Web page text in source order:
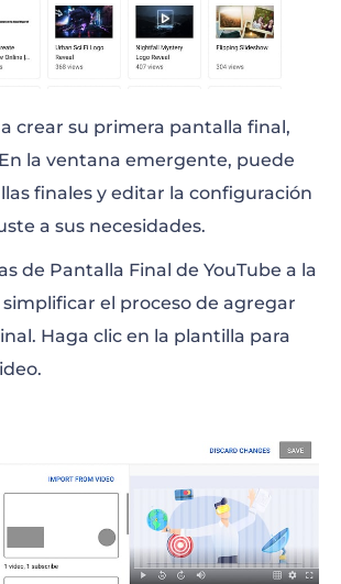
crear su primera pantalla final,
la ventana emergente, puede
finales y editar la configuración
a sus necesidades.
de Pantalla Final de YouTube a la
el proceso de agregar
Haga clic en la plantilla para